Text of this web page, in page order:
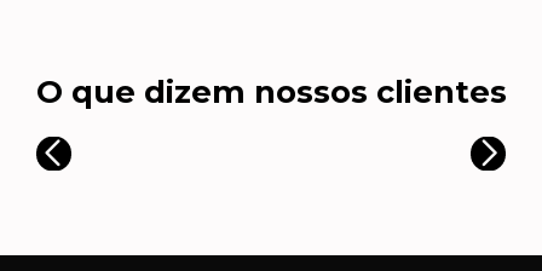
O que dizem nossos clientes